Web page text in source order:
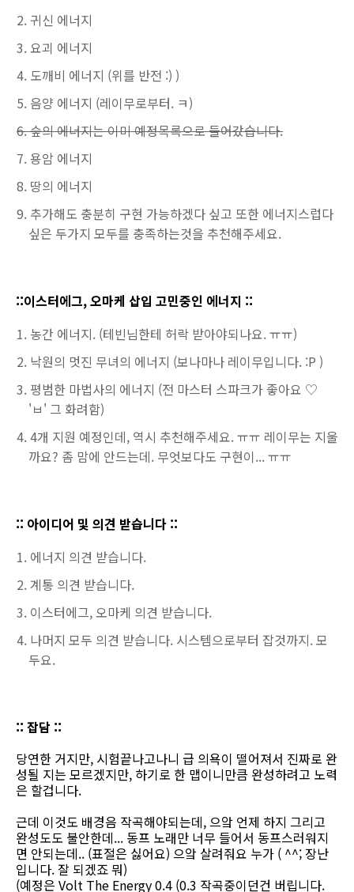
귀신 에너지
요괴 에너지
도깨비 에너지 (위를 반전 :) )
음양 에너지 (레이무로부터. ㅋ)
숲의 에너지는 이미 예정목록으로 들어갔습니다.
용암 에너지
땅의 에너지
추가해도 충분히 구현 가능하겠다 싶고 또한 에너지스럽다
싶은 두가지 모두를 충족하는것을 추천해주세요.
::이스터에그, 오마케 삽입 고민중인 에너지 ::
농간 에너지. (테빈님한테 허락 받아야되나요. ㅠㅠ)
낙원의 멋진 무녀의 에너지 (보나마나 레이무입니다. :P )
평범한 마법사의 에너지 (전 마스터 스파크가 좋아요 ♡
'ㅂ' 그 화려함)
4개 지원 예정인데, 역시 추천해주세요. ㅠㅠ 레이무는 지울
까요? 좀 맘에 안드는데. 무엇보다도 구현이... ㅠㅠ
:: 아이디어 및 의견 받습니다 ::
에너지 의견 받습니다.
계통 의견 받습니다.
이스터에그, 오마케 의견 받습니다.
나머지 모두 의견 받습니다. 시스템으로부터 잡것까지. 모
두요.
:: 잡담 ::
당연한 거지만, 시험끝나고나니 급 의욕이 떨어져서 진짜로 완
성될 지는 모르겠지만, 하기로 한 맵이니만큼 완성하려고 노력
은 할겁니다.
근데 이것도 배경음 작곡해야되는데, 으앜 언제 하지 그리고
완성도도 불안한데... 동프 노래만 너무 들어서 동프스러워지
면 안되는데.. (표절은 싫어요) 으앜 살려줘요 누가 ( ^^; 장난
입니다. 잘 되겠죠 뭐)
(예정은 Volt The Energy 0.4 (0.3 작곡중이던건 버립니다.